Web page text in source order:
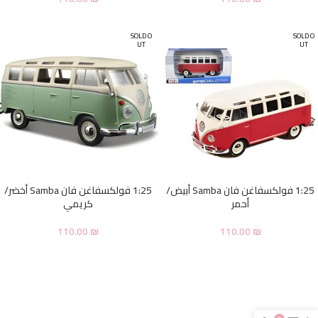
SOLD O
UT
1:25 فولكسفاغن فان Samba أبيض/
أحمر
110.00₪
SOLD O
UT
1:25 فولكسفاغن فان Samba أخضر/
كريمي
110.00₪